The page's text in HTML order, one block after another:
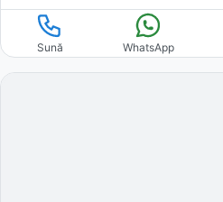
Sună WhatsApp